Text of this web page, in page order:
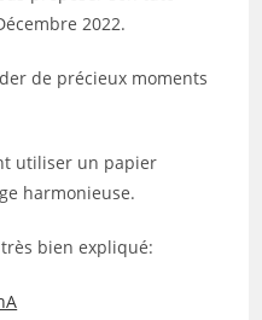
2022.
de précieux moments
utiliser un papier
harmonieuse.
bien expliqué: